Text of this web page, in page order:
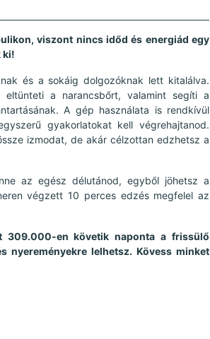
viszont nincs időd és energiád egy
ki!
és a sokáig dolgozóknak lett kitalálva.
a narancsbőrt, valamint segíti a
A gép használata is rendkívül
gyakorlatokat kell végrehajtanod.
izmodat, de akár célzottan edzhetsz a
az egész délutánod, egyből jöhetsz a
végzett 10 perces edzés megfelel az
309.000-en követik naponta a frissülő
nyereményekre lelhetsz. Kövess minket